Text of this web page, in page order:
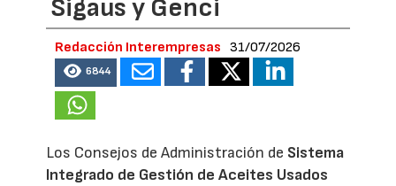
Sigaus y Genci
Redacción Interempresas 31/07/2026
6844
Los Consejos de Administración de Sistema
Integrado de Gestión de Aceites Usados